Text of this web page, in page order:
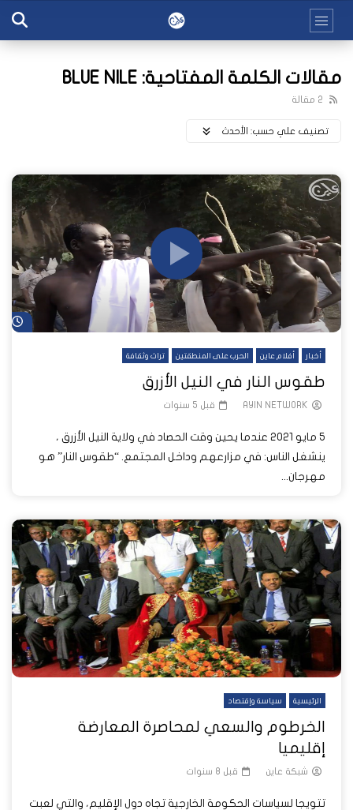
مقالات الكلمة المفتاحية: BLUE NILE
2 مقالة
تصنيف علي حسب: اﻷحدث
أخبار أفلام عاين الحرب على المنطقتين تراث وثقافة
طقوس النار في النيل الأزرق
AYIN NETWORK قبل 5 سنوات
5 مايو 2021 عندما يحين وقت الحصاد في ولاية النيل الأزرق ،
ينشغل الناس: في مزارعهم وداخل المجتمع. “طقوس النار” هو
مهرجان...
الرئيسية سياسة وإقتصاد
الخرطوم والسعي لمحاصرة المعارضة
إقليميا
شبكة عاين قبل 8 سنوات
تتويجا لسياسات الحكومة الخارجية تجاه دول الإقليم، والتي لعبت